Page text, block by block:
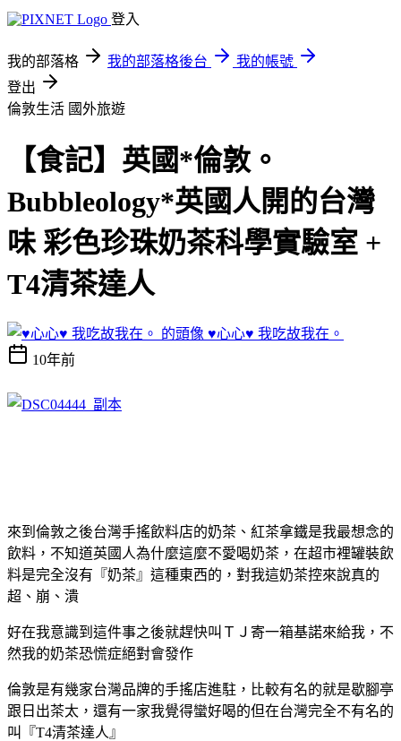
登入
我的部落格 我的部落格後台
我的帳號
登出
倫敦生活 國外旅遊
【食記】英國*倫敦。
Bubbleology*英國人開的台灣
味 彩色珍珠奶茶科學實驗室 +
T4清茶達人
♥心心♥ 我吃故我在。
10年前
來到倫敦之後台灣手搖飲料店的奶茶、紅茶拿鐵是我最想念的
飲料，不知道英國人為什麼這麼不愛喝奶茶，在超市裡罐裝飲
料是完全沒有『奶茶』這種東西的，對我這奶茶控來說真的
超、崩、潰
好在我意識到這件事之後就趕快叫ＴＪ寄一箱基諾來給我，不
然我的奶茶恐慌症絕對會發作
倫敦是有幾家台灣品牌的手搖店進駐，比較有名的就是歇腳亭
跟日出茶太，還有一家我覺得蠻好喝的但在台灣完全不有名的
叫『T4清茶達人』